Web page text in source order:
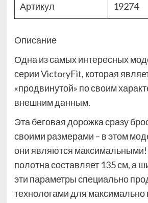
Артикул 19274
Описание
Одна из самых интересных
серии VictoryFit, которая
«продвинутой» по своим
внешним данным.
Эта беговая дорожка сразу
своими размерами – в этом
они являются максимальными!
полотна составляет 135 см, а
эти параметры специально
технологами для